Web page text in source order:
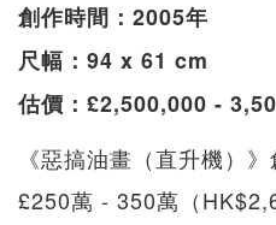
創作時間：2005年
尺幅：94 x 61 cm
估價：£2,500,000 -
《惡搞油畫（直升機）
£250萬 - 350萬（